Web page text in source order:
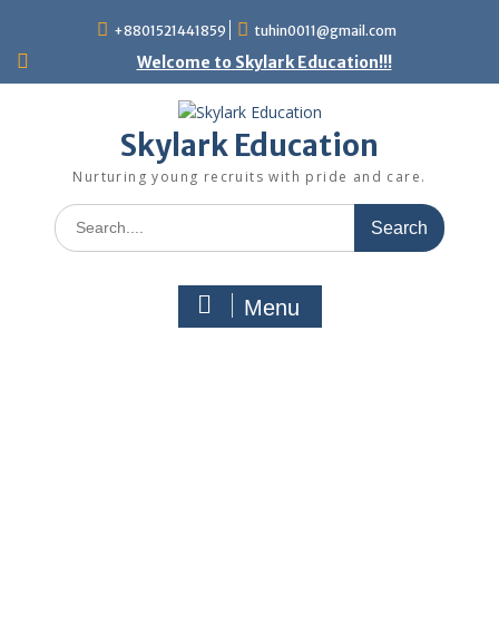
+8801521441859 tuhin0011@gmail.com
Welcome to Skylark Education!!!
Skylark Education
Nurturing young recruits with pride and care.
Menu